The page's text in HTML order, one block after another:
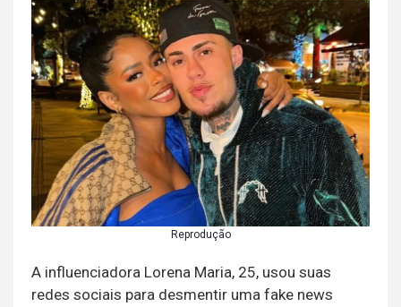
Reprodução
A influenciadora Lorena Maria, 25, usou suas
redes sociais para desmentir uma fake news